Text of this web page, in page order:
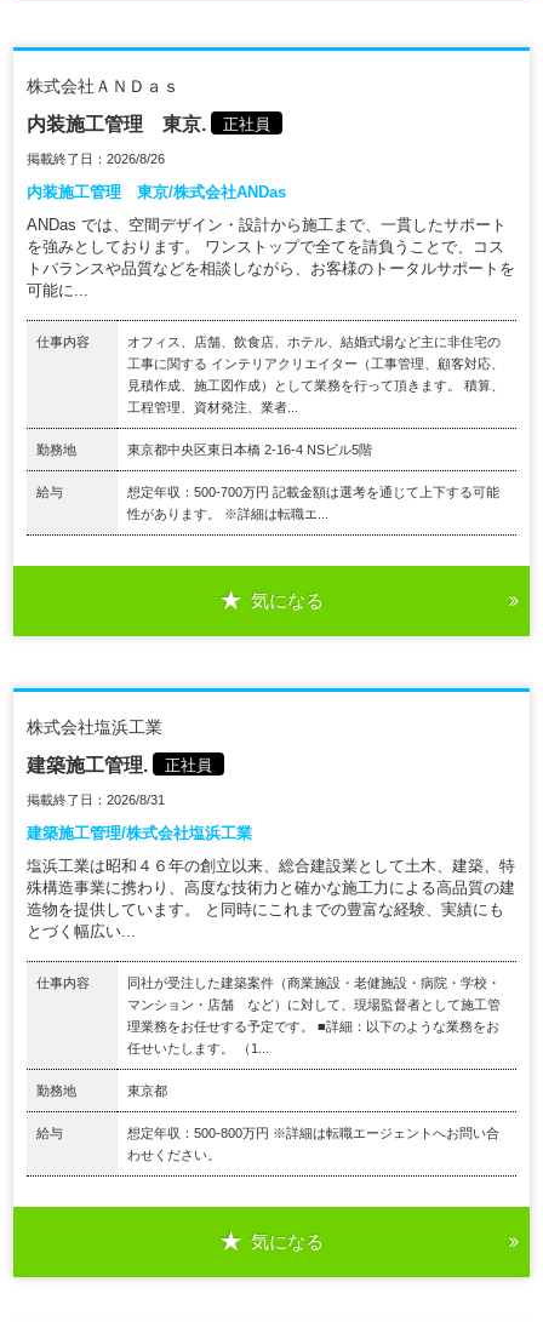
株式会社ＡＮＤａｓ
内装施工管理 東京. 正社員
掲載終了日：2026/8/26
内装施工管理 東京/株式会社ANDas
ANDas では、空間デザイン・設計から施工まで、一貫したサポート
を強みとしております。 ワンストップで全てを請負うことで、コス
トバランスや品質などを相談しながら、お客様のトータルサポートを
可能に...
仕事内容
オフィス、店舗、飲食店、ホテル、結婚式場など主に非住宅の
工事に関する インテリアクリエイター（工事管理、顧客対応、
見積作成、施工図作成）として業務を行って頂きます。 積算、
工程管理、資材発注、業者...
勤務地 東京都中央区東日本橋 2-16-4 NSビル5階
給与
想定年収：500-700万円 記載金額は選考を通じて上下する可能
性があります。 ※詳細は転職エ...
気になる
株式会社塩浜工業
建築施工管理. 正社員
掲載終了日：2026/8/31
建築施工管理/株式会社塩浜工業
塩浜工業は昭和４６年の創立以来、総合建設業として土木、建築、特
殊構造事業に携わり、高度な技術力と確かな施工力による高品質の建
造物を提供しています。 と同時にこれまでの豊富な経験、実績にも
とづく幅広い...
仕事内容
同社が受注した建築案件（商業施設・老健施設・病院・学校・
マンション・店舗 など）に対して、現場監督者として施工管
理業務をお任せする予定です。 ■詳細：以下のような業務をお
任せいたします。 （1...
勤務地 東京都
給与
想定年収：500-800万円 ※詳細は転職エージェントへお問い合
わせください。
気になる